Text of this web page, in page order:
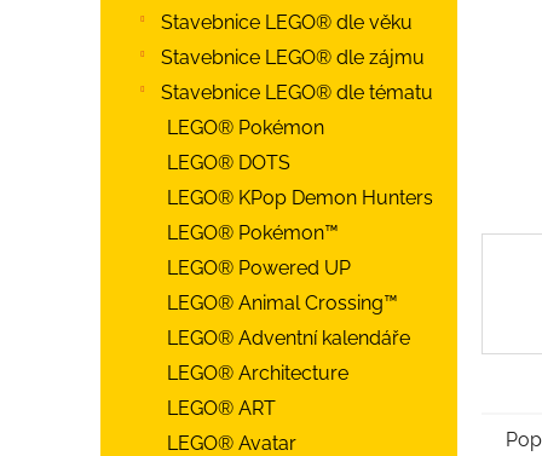
Stavebnice LEGO® dle věku
Stavebnice LEGO® dle zájmu
Stavebnice LEGO® dle tématu
LEGO® Pokémon
LEGO® DOTS
LEGO® KPop Demon Hunters
LEGO® Pokémon™
LEGO® Powered UP
LEGO® Animal Crossing™
LEGO® Adventní kalendáře
LEGO® Architecture
LEGO® ART
LEGO® Avatar